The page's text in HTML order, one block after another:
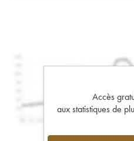
Accès
aux statistiques de